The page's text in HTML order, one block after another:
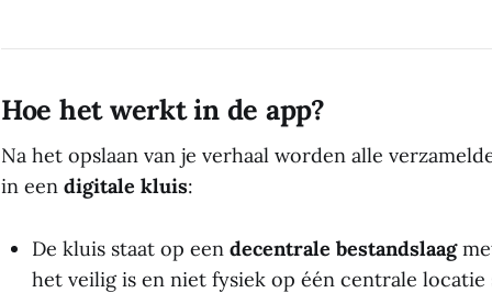
Hoe het werkt in de app?
Na het opslaan van je verhaal worden alle
in een digitale kluis:
De kluis staat op een decentrale bestandslaag
het veilig is en niet fysiek op één centrale locatie